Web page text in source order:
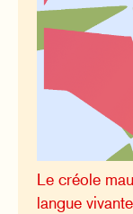
Le créole
langue